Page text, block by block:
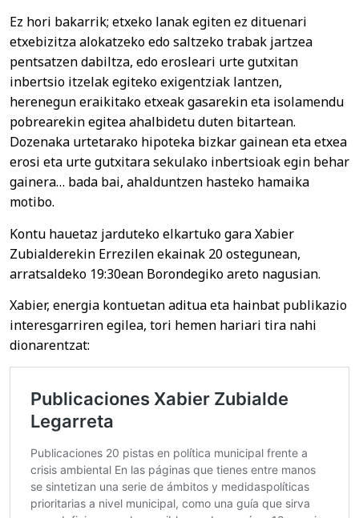
Ez hori bakarrik; etxeko lanak egiten ez dituenari
etxebizitza alokatzeko edo saltzeko trabak jartzea
pentsatzen dabiltza, edo erosleari urte gutxitan
inbertsio itzelak egiteko exigentziak lantzen,
herenegun eraikitako etxeak gasarekin eta isolamendu
pobrearekin egitea ahalbidetu duten bitartean.
Dozenaka urtetarako hipoteka bizkar gainean eta etxea
erosi eta urte gutxitara sekulako inbertsioak egin behar
gainera… bada bai, ahalduntzen hasteko hamaika
motibo.
Kontu hauetaz jarduteko elkartuko gara Xabier
Zubialderekin Errezilen ekainak 20 ostegunean,
arratsaldeko 19:30ean Borondegiko areto nagusian.
Xabier, energia kontuetan aditua eta hainbat publikazio
interesgarriren egilea, tori hemen hariari tira nahi
dionarentzat: